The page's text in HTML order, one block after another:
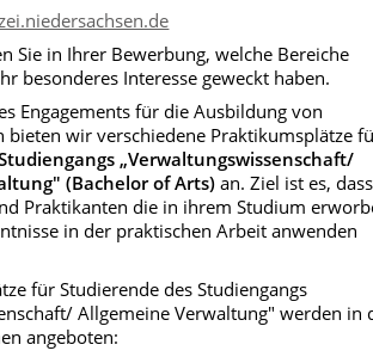
Sie in Ihrer Bewerbung, welche Bereiche
besonderes Interesse geweckt haben.
Engagements für die Ausbildung von
bieten wir verschiedene Praktikumsplätze
„Verwaltungswissenschaft/
(Bachelor of Arts) an. Ziel ist es,
Praktikanten die in ihrem Studium
in der praktischen Arbeit anwenden
für Studierende des Studiengangs
Allgemeine Verwaltung" werden in
angeboten: